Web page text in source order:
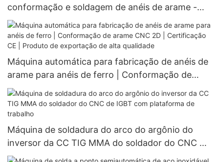
conformação e soldagem de anéis de arame -
Equipamento industrial
Máquina automática para fabricação de anéis de
arame para anéis de ferro | Conformação de
arame CNC 2D | Certificação CE | Produto de
exportação de alta qualidade
Máquina de soldadura do arco do argônio do
inversor da CC TIG MMA do soldador do CNC de
IGBT com plataforma de trabalho